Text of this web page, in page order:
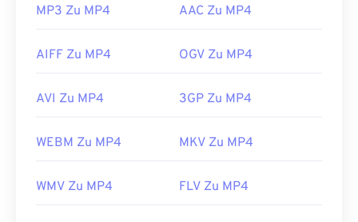
4.html
MP3 Zu MP4 AAC Zu MP4
AIFF Zu MP4 OGV Zu MP4
AVI Zu MP4 3GP Zu MP4
WEBM Zu MP4 MKV Zu MP4
WMV Zu MP4 FLV Zu MP4